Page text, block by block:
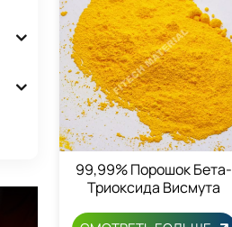
99,99% Порошок Бета-
Триоксида Висмута